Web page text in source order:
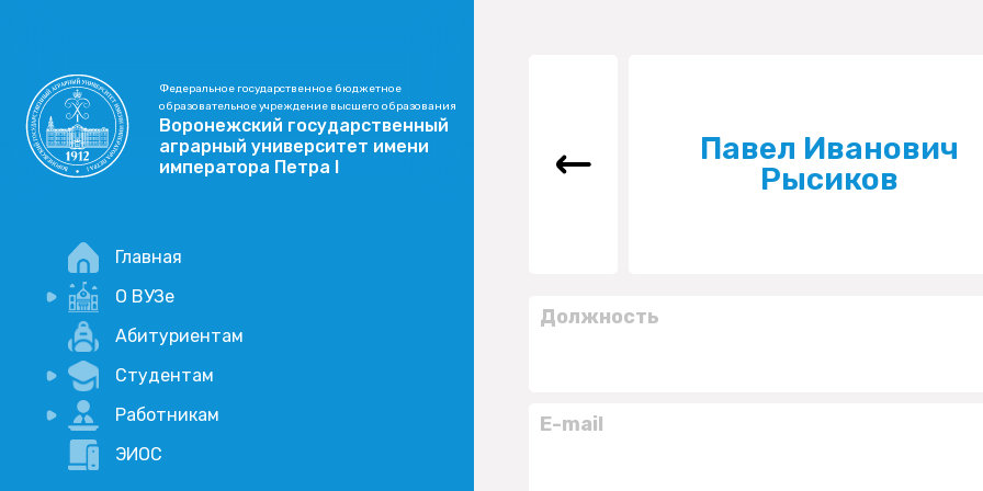
Федеральное государственное бюджетное
образовательное учреждение высшего образования
Воронежский государственный
аграрный университет имени
императора Петра I
Главная
О ВУЗе
Новости
Учебный процесс
Научная деятельность
Абитуриентам
Студентам
Портал дистанционого обучения
Академические отпуска
Работникам
Внимание, опрос!
ЭИОС
Павел Иванович
Рысиков
Должность
E-mail